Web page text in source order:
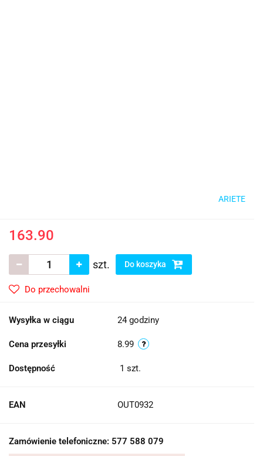
ARIETE
163.90
szt. Do koszyka
Do przechowalni
Wysyłka w ciągu 24 godziny
Cena przesyłki 8.99
Dostępność 1 szt.
EAN OUT0932
Zamówienie telefoniczne: 577 588 079